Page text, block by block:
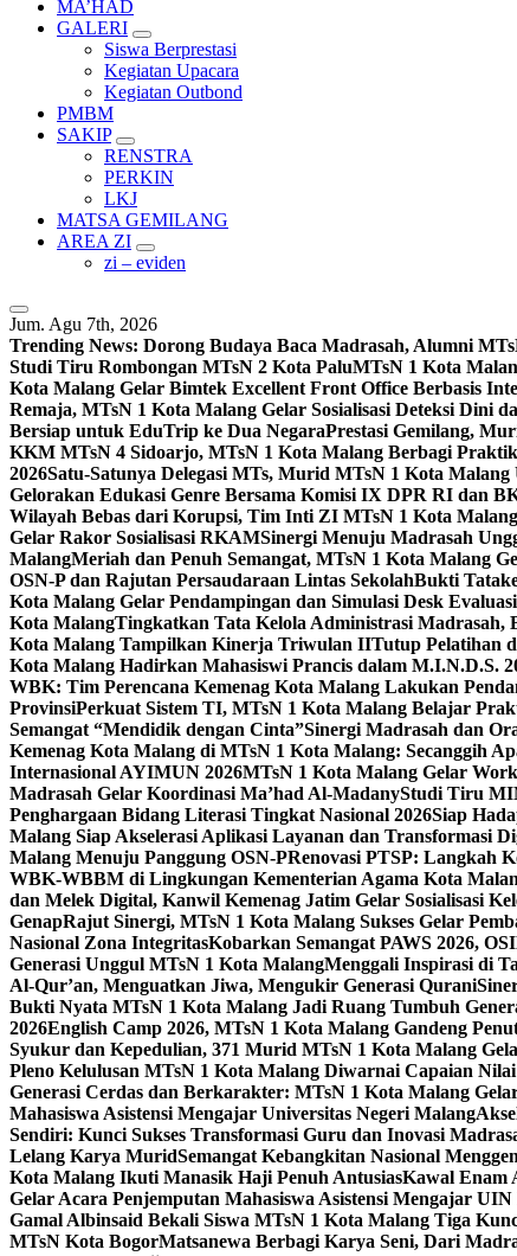
MA’HAD
GALERI
Siswa Berprestasi
Kegiatan Upacara
Kegiatan Outbond
PMBM
SAKIP
RENSTRA
PERKIN
LKJ
MATSA GEMILANG
AREA ZI
zi – eviden
Jum. Agu 7th, 2026
Trending News: Dorong Budaya Baca Madrasah, Alumni
Studi Tiru Rombongan MTsN 2 Kota PaluMTsN 1 Kota
Kota Malang Gelar Bimtek Excellent Front Office Berbasis
Remaja, MTsN 1 Kota Malang Gelar Sosialisasi Deteksi Dini
Bersiap untuk EduTrip ke Dua NegaraPrestasi Gemilang,
KKM MTsN 4 Sidoarjo, MTsN 1 Kota Malang Berbagi
2026Satu-Satunya Delegasi MTs, Murid MTsN 1 Kota
Gelorakan Edukasi Genre Bersama Komisi IX DPR RI dan
Wilayah Bebas dari Korupsi, Tim Inti ZI MTsN 1 Kota
Gelar Rakor Sosialisasi RKAMSinergi Menuju Madrasah
MalangMeriah dan Penuh Semangat, MTsN 1 Kota Malang
OSN-P dan Rajutan Persaudaraan Lintas SekolahBukti
Kota Malang Gelar Pendampingan dan Simulasi Desk
Kota MalangTingkatkan Tata Kelola Administrasi Madrasah,
Kota Malang Tampilkan Kinerja Triwulan IITutup Pelatihan
Kota Malang Hadirkan Mahasiswi Prancis dalam M.I.N.D.S.
WBK: Tim Perencana Kemenag Kota Malang Lakukan
ProvinsiPerkuat Sistem TI, MTsN 1 Kota Malang Belajar
Semangat “Mendidik dengan Cinta”Sinergi Madrasah dan
Kemenag Kota Malang di MTsN 1 Kota Malang: Secanggih
Internasional AYIMUN 2026MTsN 1 Kota Malang Gelar
Madrasah Gelar Koordinasi Ma’had Al-MadanyStudi Tiru
Penghargaan Bidang Literasi Tingkat Nasional 2026Siap
Malang Siap Akselerasi Aplikasi Layanan dan Transformasi
Malang Menuju Panggung OSN-PRenovasi PTSP: Langkah
WBK-WBBM di Lingkungan Kementerian Agama Kota
dan Melek Digital, Kanwil Kemenag Jatim Gelar Sosialisasi
GenapRajut Sinergi, MTsN 1 Kota Malang Sukses Gelar
Nasional Zona IntegritasKobarkan Semangat PAWS 2026,
Generasi Unggul MTsN 1 Kota MalangMenggali Inspirasi di
Al-Qur’an, Menguatkan Jiwa, Mengukir Generasi Qurani
Bukti Nyata MTsN 1 Kota Malang Jadi Ruang Tumbuh
2026English Camp 2026, MTsN 1 Kota Malang Gandeng
Syukur dan Kepedulian, 371 Murid MTsN 1 Kota Malang
Pleno Kelulusan MTsN 1 Kota Malang Diwarnai Capaian
Generasi Cerdas dan Berkarakter: MTsN 1 Kota Malang
Mahasiswa Asistensi Mengajar Universitas Negeri Malang
Sendiri: Kunci Sukses Transformasi Guru dan Inovasi
Lelang Karya MuridSemangat Kebangkitan Nasional
Kota Malang Ikuti Manasik Haji Penuh AntusiasKawal Enam
Gelar Acara Penjemputan Mahasiswa Asistensi Mengajar
Gamal Albinsaid Bekali Siswa MTsN 1 Kota Malang Tiga
MTsN Kota BogorMatsanewa Berbagi Karya Seni, Dari